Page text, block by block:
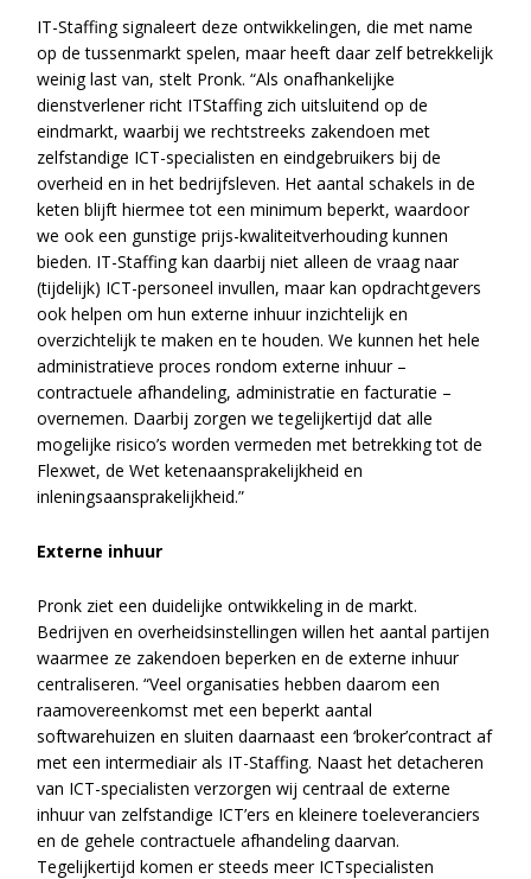
IT-Staffing signaleert deze ontwikkelingen, die met name
op de tussenmarkt spelen, maar heeft daar zelf betrekkelijk
weinig last van, stelt Pronk. “Als onafhankelijke
dienstverlener richt ITStaffing zich uitsluitend op de
eindmarkt, waarbij we rechtstreeks zakendoen met
zelfstandige ICT-specialisten en eindgebruikers bij de
overheid en in het bedrijfsleven. Het aantal schakels in de
keten blijft hiermee tot een minimum beperkt, waardoor
we ook een gunstige prijs-kwaliteitverhouding kunnen
bieden. IT-Staffing kan daarbij niet alleen de vraag naar
(tijdelijk) ICT-personeel invullen, maar kan opdrachtgevers
ook helpen om hun externe inhuur inzichtelijk en
overzichtelijk te maken en te houden. We kunnen het hele
administratieve proces rondom externe inhuur –
contractuele afhandeling, administratie en facturatie –
overnemen. Daarbij zorgen we tegelijkertijd dat alle
mogelijke risico’s worden vermeden met betrekking tot de
Flexwet, de Wet ketenaansprakelijkheid en
inleningsaansprakelijkheid.”
Externe inhuur
Pronk ziet een duidelijke ontwikkeling in de markt.
Bedrijven en overheidsinstellingen willen het aantal partijen
waarmee ze zakendoen beperken en de externe inhuur
centraliseren. “Veel organisaties hebben daarom een
raamovereenkomst met een beperkt aantal
softwarehuizen en sluiten daarnaast een ‘broker’contract af
met een intermediair als IT-Staffing. Naast het detacheren
van ICT-specialisten verzorgen wij centraal de externe
inhuur van zelfstandige ICT’ers en kleinere toeleveranciers
en de gehele contractuele afhandeling daarvan.
Tegelijkertijd komen er steeds meer ICTspecialisten